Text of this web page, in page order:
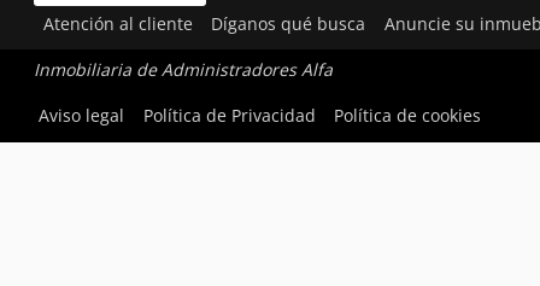
Atención al cliente Díganos qué busca Anuncie su
Inmobiliaria de Administradores Alfa
Aviso legal
Política de Privacidad Política de cookies